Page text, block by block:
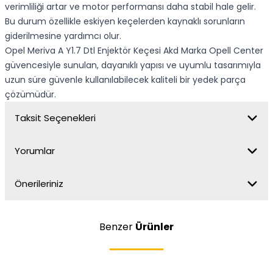
verimliliği artar ve motor performansı daha stabil hale gelir.
Bu durum özellikle eskiyen keçelerden kaynaklı sorunların
giderilmesine yardımcı olur.
Opel Meriva A Y1.7 Dtl Enjektör Keçesi Akd Marka Opell Center
güvencesiyle sunulan, dayanıklı yapısı ve uyumlu tasarımıyla
uzun süre güvenle kullanılabilecek kaliteli bir yedek parça
çözümüdür.
Taksit Seçenekleri
Yorumlar
Önerileriniz
Benzer Ürünler